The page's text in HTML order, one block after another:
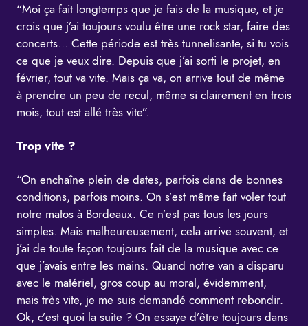
“Moi ça fait longtemps que je fais de la musique, et je
crois que j’ai toujours voulu être une rock star, faire des
concerts… Cette période est très tunnelisante, si tu vois
ce que je veux dire. Depuis que j’ai sorti le projet, en
février, tout va vite. Mais ça va, on arrive tout de même
à prendre un peu de recul, même si clairement en trois
mois, tout est allé très vite”.
Trop vite ?
“On enchaîne plein de dates, parfois dans de bonnes
conditions, parfois moins. On s’est même fait voler tout
notre matos à Bordeaux. Ce n’est pas tous les jours
simples. Mais malheureusement, cela arrive souvent, et
j’ai de toute façon toujours fait de la musique avec ce
que j’avais entre les mains. Quand notre van a disparu
avec le matériel, gros coup au moral, évidemment,
mais très vite, je me suis demandé comment rebondir.
Ok, c’est quoi la suite ? On essaye d’être toujours dans